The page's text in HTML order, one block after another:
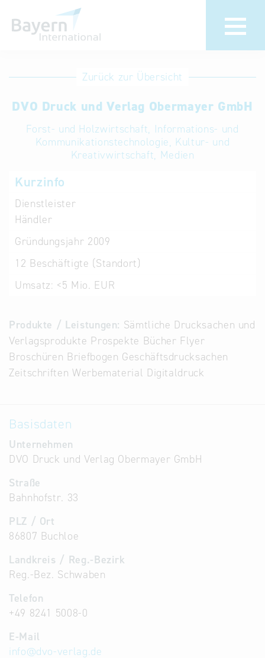
Anmeldung
Unternehmen
Institution
anmelden
Eintrag
löschen
Aktualisieren
Sie Ihren
bestehenden
Österreich
und der
Slowakei
Zurück zur Übersicht
DVO Druck und Verlag Obermayer GmbH
Forst- und Holzwirtschaft, Informations- und
Kommunikationstechnologie, Kultur- und
Kreativwirtschaft, Medien
Kurzinfo
Dienstleister
Händler
Gründungsjahr 2009
12 Beschäftigte (Standort)
Umsatz: <5 Mio. EUR
Produkte / Leistungen: Sämtliche Drucksachen und
Verlagsprodukte Prospekte Bücher Flyer
Broschüren Briefbogen Geschäftsdrucksachen
Zeitschriften Werbematerial Digitaldruck
Basisdaten
Unternehmen
DVO Druck und Verlag Obermayer GmbH
Straße
Bahnhofstr. 33
PLZ / Ort
86807 Buchloe
Landkreis / Reg.-Bezirk
Reg.-Bez. Schwaben
Telefon
+49 8241 5008-0
E-Mail
info@dvo-verlag.de